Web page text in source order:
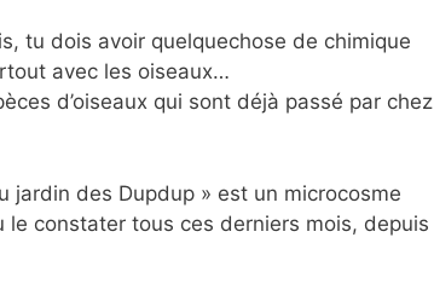
tu dois avoir quelquechose de chimique
avec les oiseaux…
d’oiseaux qui sont déjà passé par chez
jardin des Dupdup » est un microcosme
le constater tous ces derniers mois, depuis